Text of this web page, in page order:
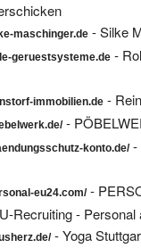
maschinger.de - Silke
geruestsysteme.de -
immobilien.de -
-
konto.de/-
eu24.com/-
Recruiting -
- Yoga